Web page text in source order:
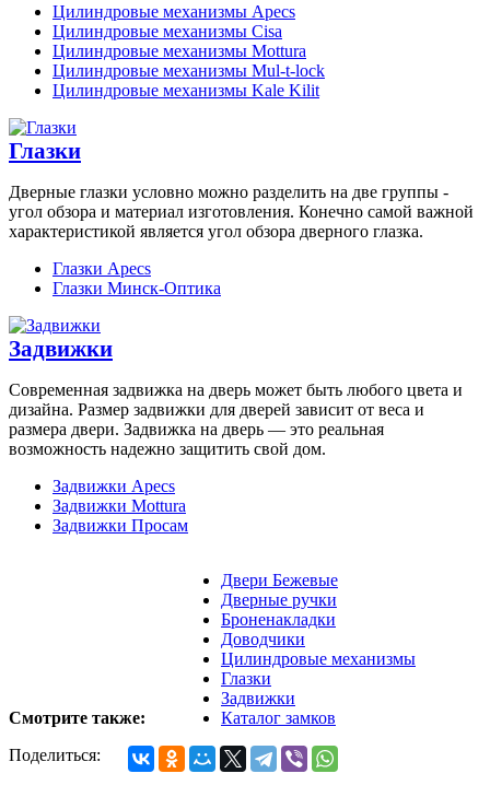
Цилиндровые механизмы Apecs
Цилиндровые механизмы Cisa
Цилиндровые механизмы Mottura
Цилиндровые механизмы Mul-t-lock
Цилиндровые механизмы Kale Kilit
Глазки
Дверные глазки условно можно разделить на две группы -
угол обзора и материал изготовления. Конечно самой важной
характеристикой является угол обзора дверного глазка.
Глазки Apecs
Глазки Минск-Оптика
Задвижки
Современная задвижка на дверь может быть любого цвета и
дизайна. Размер задвижки для дверей зависит от веса и
размера двери. Задвижка на дверь — это реальная
возможность надежно защитить свой дом.
Задвижки Apecs
Задвижки Mottura
Задвижки Просам
Смотрите также:
Двери Бежевые
Дверные ручки
Броненакладки
Доводчики
Цилиндровые механизмы
Глазки
Задвижки
Каталог замков
Поделиться: